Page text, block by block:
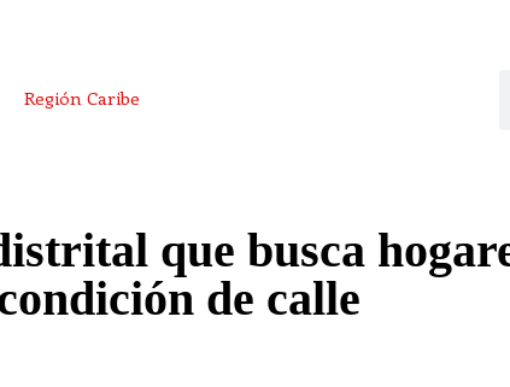
Región Caribe
que busca
de calle